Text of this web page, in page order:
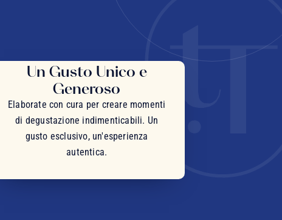
Un Gusto Unico e
Generoso
Elaborate con cura per creare momenti
di degustazione indimenticabili. Un
gusto esclusivo, un'esperienza
autentica.